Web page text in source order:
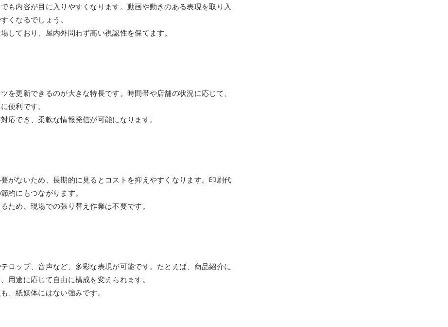
も内容が目に入りやすくなります。動画や動きのある表現を取り入
くなるでしょう。
しており、屋内外問わず高い視認性を保てます。
を更新できるのが大きな特長です。時間帯や店舗の状況に応じて、
便利です。
応でき、柔軟な情報発信が可能になります。
がないため、長期的に見るとコストを抑えやすくなります。印刷代
約にもつながります。
ため、現場での張り替え作業は不要です。
ロップ、音声など、多彩な表現が可能です。たとえば、商品紹介に
用途に応じて自由に構成を変えられます。
、紙媒体にはない強みです。